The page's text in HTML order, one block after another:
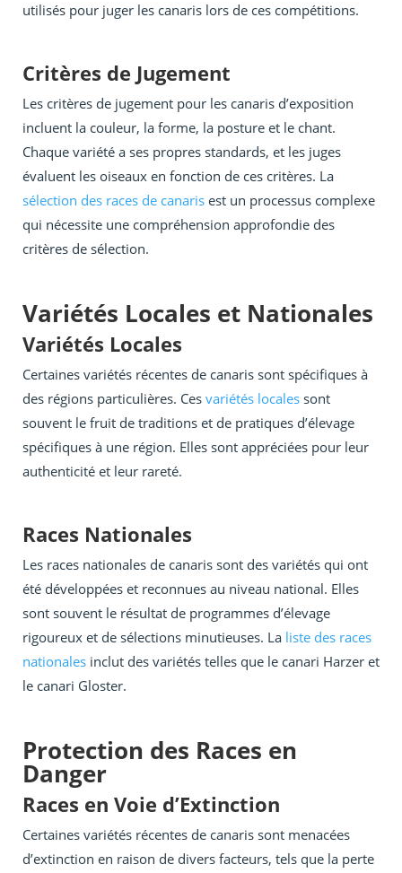
utilisés pour juger les canaris lors de ces compétitions.
Critères de Jugement
Les critères de jugement pour les canaris d’exposition
incluent la couleur, la forme, la posture et le chant.
Chaque variété a ses propres standards, et les juges
évaluent les oiseaux en fonction de ces critères. La
sélection des races de canaris est un processus complexe
qui nécessite une compréhension approfondie des
critères de sélection.
Variétés Locales et Nationales
Variétés Locales
Certaines variétés récentes de canaris sont spécifiques à
des régions particulières. Ces variétés locales sont
souvent le fruit de traditions et de pratiques d’élevage
spécifiques à une région. Elles sont appréciées pour leur
authenticité et leur rareté.
Races Nationales
Les races nationales de canaris sont des variétés qui ont
été développées et reconnues au niveau national. Elles
sont souvent le résultat de programmes d’élevage
rigoureux et de sélections minutieuses. La liste des races
nationales inclut des variétés telles que le canari Harzer et
le canari Gloster.
Protection des Races en
Danger
Races en Voie d’Extinction
Certaines variétés récentes de canaris sont menacées
d’extinction en raison de divers facteurs, tels que la perte